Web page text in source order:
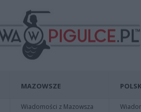
MAZOWSZE
Wiadomości z Mazowsza